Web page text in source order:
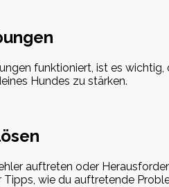
funktioniert, ist es
Hundes zu stärken.
auftreten oder
wie du auftretende